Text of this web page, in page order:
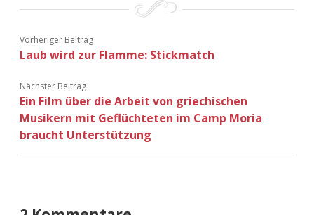
Adventskalender 2023
Adventskalender 2024
Vorheriger Beitrag
Laub wird zur Flamme: Stickmatch
Nächster Beitrag
Ein Film über die Arbeit von griechischen
Musikern mit Geflüchteten im Camp Moria
braucht Unterstützung